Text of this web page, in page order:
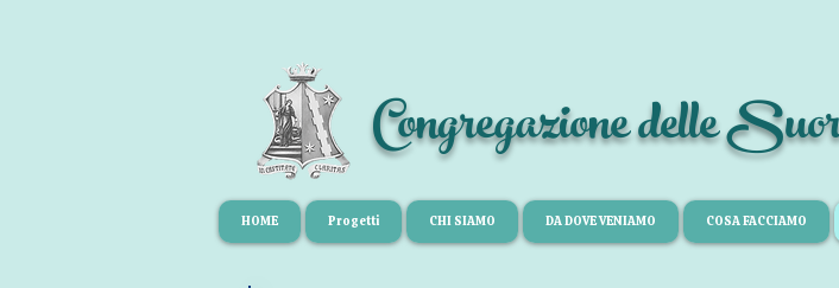
Congregazione delle
HOME Progetti CHI SIAMO DA DOVE VENIAMO COSA FACCIAMO